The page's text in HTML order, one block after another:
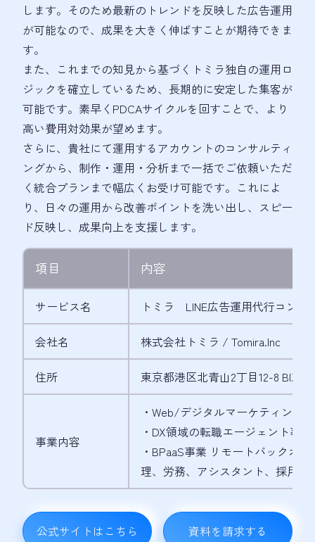
します。そのため最新のトレンドを反映した広告運用
が可能なので、成果を大きく伸ばすことが期待できま
す。
また、これまでの知見から基づくトミラ独自の運用ロ
ジックを確立しているため、長期的に安定した集客が
可能です。素早くPDCAサイクルを回すことで、より
高い費用対効果が望めます。
さらに、貴社にて運用するアカウントのコンサルティ
ングから、制作・運用・分析まで一括でご依頼いただ
く統合プランまで幅広くお受け可能です。これによ
り、日々の運用から改善ポイントを洗い出し、スピー
ド反映し、成果向上を支援します。
項目 内容
サービス名 トミラ LINE広告運用代行コンサ
会社名 株式会社トミラ / Tomira.Inc
住所 東京都港区北青山2丁目12-8 BIZ
事業内容
・Web/デジタルマーケティング
・DX領域の転職エージェント事業
・BPaaS事業 リモートバックオ
理、労務、アシスタント、採用実
公式サイトはこちら 資料を請求する